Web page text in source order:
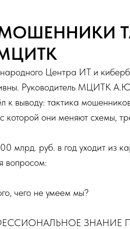
Центра ИТ и
Руководитель МЦИТК
к выводу: тактика
которой они меняют схемы,
млрд. руб. в год уходит из
вопросом:
чего не умеем мы?
ЗНАНИЕ